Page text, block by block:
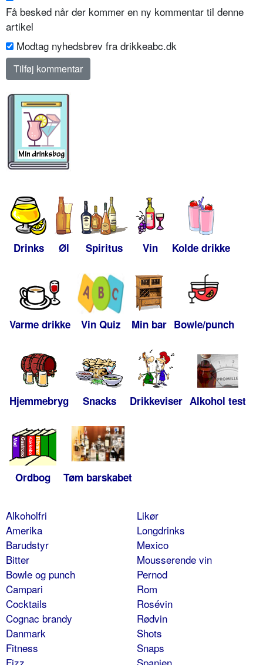
Få besked når der kommer en ny kommentar til denne
artikel
Modtag nyhedsbrev fra drikkeabc.dk
Drinks Øl Spiritus Vin Kolde drikke
Varme drikke Vin Quiz Min bar Bowle/punch
Hjemmebryg Snacks Drikkeviser Alkohol test
Ordbog Tøm barskabet
Alkoholfri
Amerika
Barudstyr
Bitter
Bowle og punch
Campari
Cocktails
Cognac brandy
Danmark
Fitness
Likør
Longdrinks
Mexico
Mousserende vin
Pernod
Rom
Rosévin
Rødvin
Shots
Snaps